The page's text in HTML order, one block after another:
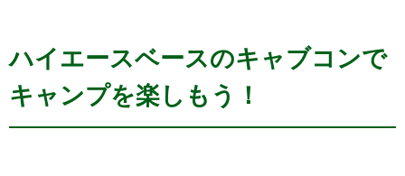
ハイエースベースのキャブコンで
キャンプを楽しもう！